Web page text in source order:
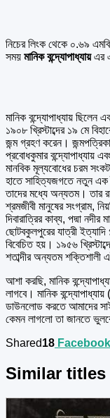
নিচের লিংক থেকে ০.৬৯
সময় মানিক বন্দ্যোপাধ্যায়এর
মানিক বন্দ্যোপাধ্যায় ছিলেন
১৯০৮ খ্রিস্টাব্দের ১৯ মে
জন্ম গ্রহণ করেন।
প্রবোধকুমার বন্দ্যোপাধ্যায়
মানবিক মূল্যবোধের চরম
হাতে সাহিত্যজগতে নতুন এক
তাদের মধ্যে অন্যতম। তার
শ্রমজীবী মানুষের সংগ্রাম,
দিবারাত্রির কাব্য, পদ্মা
ছোটবকুলপুরের যাত্রী
বিবেচিত হয়। ১৯৫৬
শতাব্দীর অন্যতম শক্তিশালী
আশা করছি, মানিক
লাগবে। মানিক
ডাউনলোড করতে আমাদের
কেমন লাগলো তা জানতে
Shared18 Facebook
Similar titles